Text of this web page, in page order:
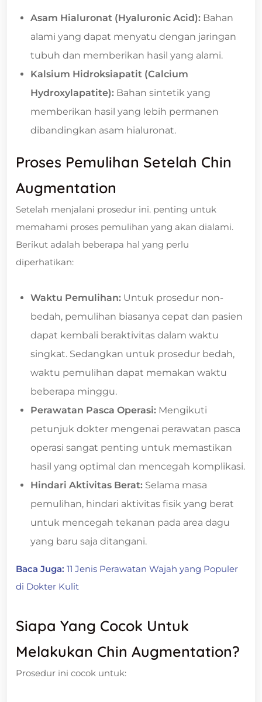
Asam Hialuronat (Hyaluronic Acid): Bahan
alami yang dapat menyatu dengan jaringan
tubuh dan memberikan hasil yang alami.
Kalsium Hidroksiapatit (Calcium
Hydroxylapatite): Bahan sintetik yang
memberikan hasil yang lebih permanen
dibandingkan asam hialuronat.
Proses Pemulihan Setelah Chin
Augmentation
Setelah menjalani prosedur ini. penting untuk
memahami proses pemulihan yang akan dialami.
Berikut adalah beberapa hal yang perlu
diperhatikan:
Waktu Pemulihan: Untuk prosedur non-
bedah, pemulihan biasanya cepat dan pasien
dapat kembali beraktivitas dalam waktu
singkat. Sedangkan untuk prosedur bedah,
waktu pemulihan dapat memakan waktu
beberapa minggu.
Perawatan Pasca Operasi: Mengikuti
petunjuk dokter mengenai perawatan pasca
operasi sangat penting untuk memastikan
hasil yang optimal dan mencegah komplikasi.
Hindari Aktivitas Berat: Selama masa
pemulihan, hindari aktivitas fisik yang berat
untuk mencegah tekanan pada area dagu
yang baru saja ditangani.
Baca Juga: 11 Jenis Perawatan Wajah yang Populer
di Dokter Kulit
Siapa Yang Cocok Untuk
Melakukan Chin Augmentation?
Prosedur ini cocok untuk: